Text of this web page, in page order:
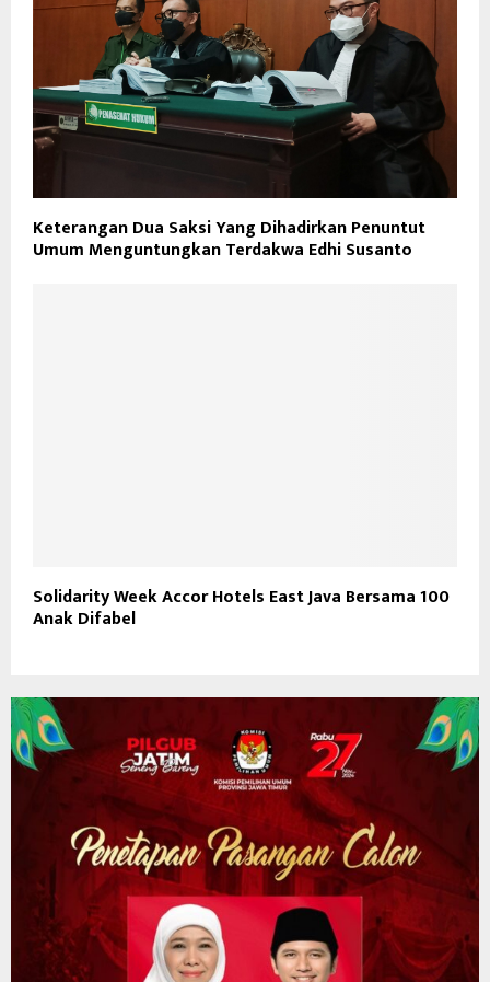
Keterangan Dua Saksi Yang Dihadirkan Penuntut
Umum Menguntungkan Terdakwa Edhi Susanto
Solidarity Week Accor Hotels East Java Bersama 100
Anak Difabel